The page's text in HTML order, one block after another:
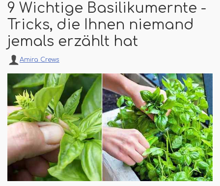
9 Wichtige Basilikumernte -
Tricks, die Ihnen niemand
jemals erzählt hat
Amira Crews